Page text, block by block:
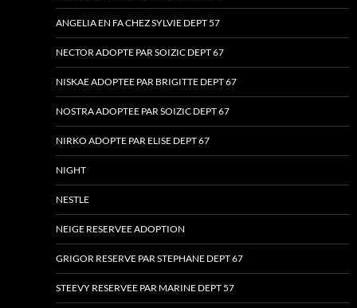
ANGELIA EN FA CHEZ SYLVIE DEPT 57
NECTOR ADOPTE PAR SOIZIC DEPT 67
NISKAE ADOPTEE PAR BRIGITTE DEPT 67
NOSTRA ADOPTEE PAR SOIZIC DEPT 67
NIRKO ADOPTE PAR ELISE DEPT 67
NIGHT
NESTLE
NEIGE RESERVEE ADOPTION
GRIGOR RESERVE PAR STEPHANE DEPT 67
STEEVY RESERVEE PAR MARINE DEPT 57